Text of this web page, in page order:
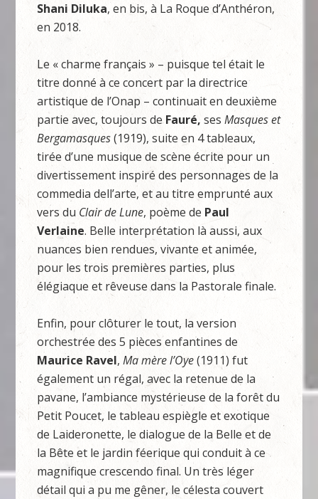
Shani Diluka, en bis, à La Roque d’Anthéron,
en 2018.
Le « charme français » – puisque tel était le
titre donné à ce concert par la directrice
artistique de l’Onap – continuait en deuxième
partie avec, toujours deFauré, sesMasques et
Bergamasques(1919), suite en 4 tableaux,
tirée d’une musique de scène écrite pour un
divertissement inspiré des personnages de la
commedia dell’arte, et au titre emprunté aux
vers du Clair de Lune, poème de Paul
Verlaine. Belle interprétation là aussi, aux
nuances bien rendues, vivante et animée,
pour les trois premières parties, plus
élégiaque et rêveuse dans la Pastorale finale.
Enfin, pour clôturer le tout, la version
orchestrée des 5 pièces enfantines de
Maurice Ravel,Ma mère l’Oye(1911) fut
également un régal, avec la retenue de la
pavane, l’ambiance mystérieuse de la forêt du
Petit Poucet, le tableau espiègle et exotique
de Laideronette, le dialogue de la Belle et de
la Bête et le jardin féerique qui conduit à ce
magnifique crescendo final. Un très léger
détail qui a pu me gêner, le célesta couvert